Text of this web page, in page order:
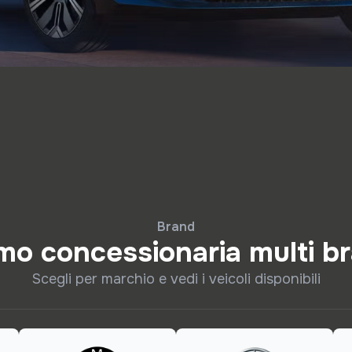
Brand
concessionaria multi
Scegli per marchio e vedi i veicoli disponibili